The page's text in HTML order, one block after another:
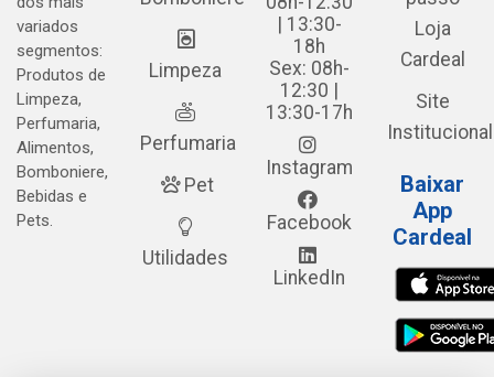
variados
segmentos:
Produtos de
Limpeza,
Perfumaria,
Alimentos,
Bomboniere,
Bebidas e
Pets.
Limpeza
Perfumaria
Pet
Utilidades
| 13:30-
18h
Sex: 08h-
12:30 |
13:30-17h
Instagram
Facebook
LinkedIn
Loja
Cardeal
Site
Institucional
Baixar
App
Cardeal